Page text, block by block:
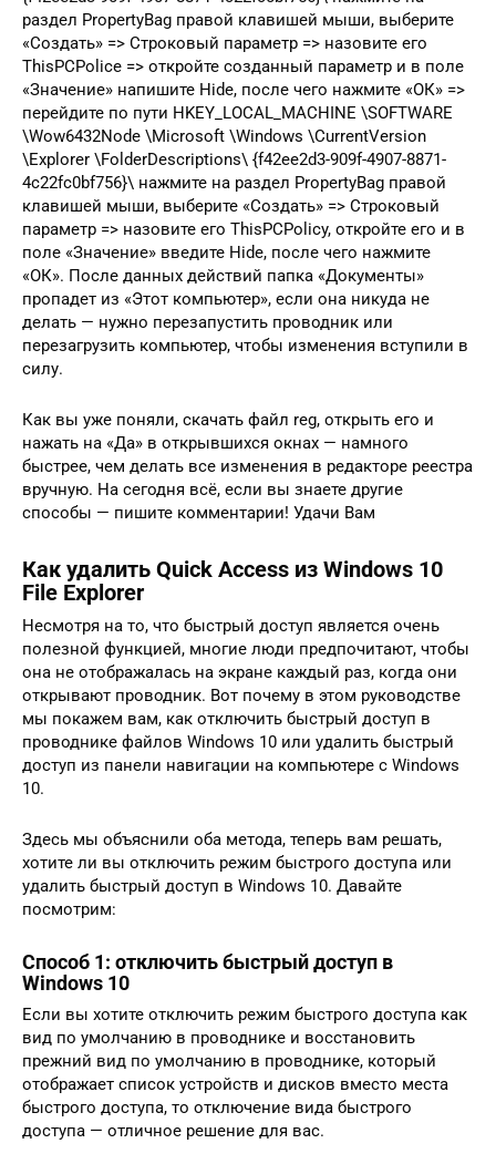
раздел PropertyBag правой клавишей мыши, выберите
«Создать» => Строковый параметр => назовите его
ThisPCPolice => откройте созданный параметр и в поле
«Значение» напишите Hide, после чего нажмите «ОК» =>
перейдите по пути HKEY_LOCAL_MACHINE \SOFTWARE
\Wow6432Node \Microsoft \Windows \CurrentVersion
\Explorer \FolderDescriptions\ {f42ee2d3-909f-4907-8871-
4c22fc0bf756}\ нажмите на раздел PropertyBag правой
клавишей мыши, выберите «Создать» => Строковый
параметр => назовите его ThisPCPolicy, откройте его и в
поле «Значение» введите Hide, после чего нажмите
«ОК». После данных действий папка «Документы»
пропадет из «Этот компьютер», если она никуда не
делать — нужно перезапустить проводник или
перезагрузить компьютер, чтобы изменения вступили в
силу.
Как вы уже поняли, скачать файл reg, открыть его и
нажать на «Да» в открывшихся окнах — намного
быстрее, чем делать все изменения в редакторе реестра
вручную. На сегодня всё, если вы знаете другие
способы — пишите комментарии! Удачи Вам
Как удалить Quick Access из Windows 10
File Explorer
Несмотря на то, что быстрый доступ является очень
полезной функцией, многие люди предпочитают, чтобы
она не отображалась на экране каждый раз, когда они
открывают проводник. Вот почему в этом руководстве
мы покажем вам, как отключить быстрый доступ в
проводнике файлов Windows 10 или удалить быстрый
доступ из панели навигации на компьютере с Windows
10.
Здесь мы объяснили оба метода, теперь вам решать,
хотите ли вы отключить режим быстрого доступа или
удалить быстрый доступ в Windows 10. Давайте
посмотрим:
Способ 1: отключить быстрый доступ в
Windows 10
Если вы хотите отключить режим быстрого доступа как
вид по умолчанию в проводнике и восстановить
прежний вид по умолчанию в проводнике, который
отображает список устройств и дисков вместо места
быстрого доступа, то отключение вида быстрого
доступа — отличное решение для вас.